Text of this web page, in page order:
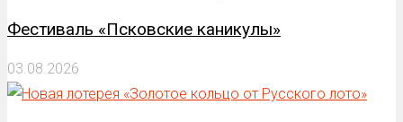
Фестиваль «Псковские каникулы»
03.08.2026